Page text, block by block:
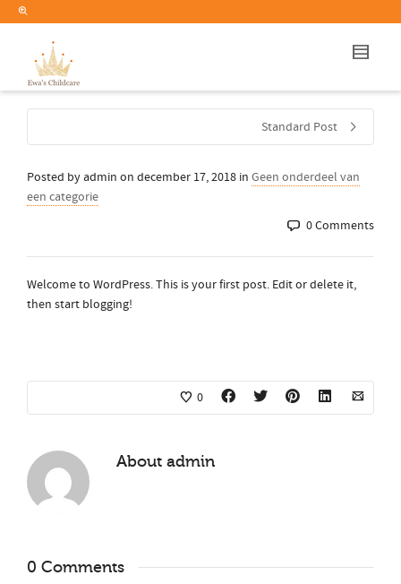
Standard Post
Posted by admin on december 17, 2018 in Geen onderdeel van
een categorie
0 Comments
Welcome to WordPress. This is your first post. Edit or delete it,
then start blogging!
0
About admin
0 Comments